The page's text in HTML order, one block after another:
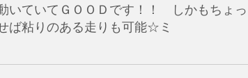
いていてＧＯＯＤです！！ しかもちょっ
ば粘りのある走りも可能☆ミ